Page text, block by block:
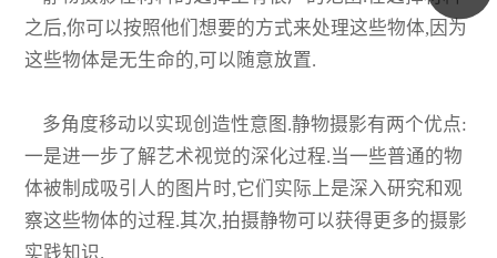
之后,你可以按照他们想要的方式来处理这些物体,因为
这些物体是无生命的,可以随意放置.
多角度移动以实现创造性意图.静物摄影有两个优点:
一是进一步了解艺术视觉的深化过程.当一些普通的物
体被制成吸引人的图片时,它们实际上是深入研究和观
察这些物体的过程.其次,拍摄静物可以获得更多的摄影
实践知识.